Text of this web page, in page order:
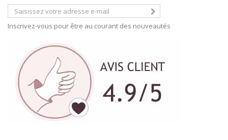
Inscrivez-vous pour être au courant des nouveautés